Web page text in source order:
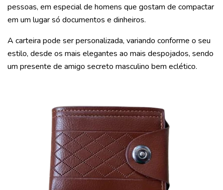
pessoas, em especial de homens que gostam de compactar
em um lugar só documentos e dinheiros.
A carteira pode ser personalizada, variando conforme o seu
estilo, desde os mais elegantes ao mais despojados, sendo
um presente de amigo secreto masculino bem eclético.